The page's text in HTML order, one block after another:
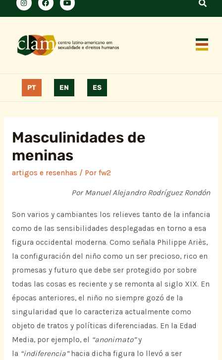
PT EN ES
Masculinidades de
meninas
artigos e resenhas / Por fw2
Por Manuel Alejandro Rodríguez Rondón
Son varios y cambiantes los relieves tanto de la infancia
como de las sensibilidades desplegadas en torno a esa
figura occidental moderna. Como señala Philippe Ariès,
la configuración del niño como un ser precioso, rico en
promesas y futuro que debe ser protegido por sobre
todas las cosas es reciente y se remonta al siglo XIX. En
épocas anteriores, el niño no siempre gozó de la
singularidad que lo caracteriza actualmente como
objeto de tratos y políticas diferenciadas. En la Edad
Media, por ejemplo, el “anonimato”y
la “indiferencia”hacia dicha figura lo llevó a ser